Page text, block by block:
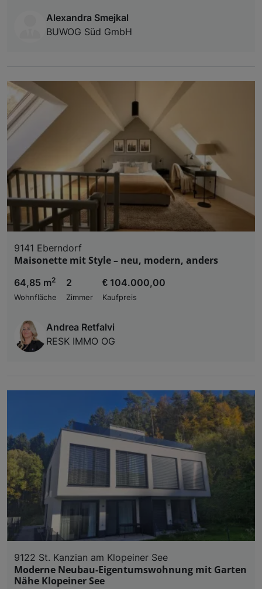
Alexandra Smejkal
BUWOG Süd GmbH
9141 Eberndorf
Maisonette mit Style – neu, modern, anders
64,85 m2
Wohnfläche
2
Zimmer
€ 104.000,00
Kaufpreis
Andrea Retfalvi
RESK IMMO OG
9122 St. Kanzian am Klopeiner See
Moderne Neubau-Eigentumswohnung mit Garten
Nähe Klopeiner See
Liste der Partner (Lieferanten)